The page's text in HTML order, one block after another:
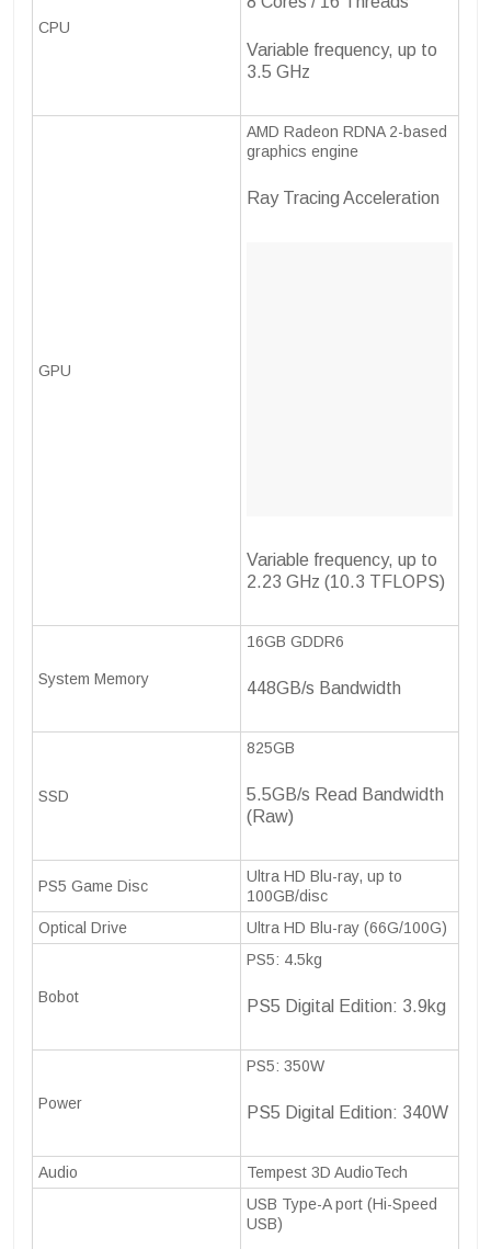
CPU
Variable frequency, up to
3.5 GHz
GPU
AMD Radeon RDNA 2-based
graphics engine
Ray Tracing Acceleration
Variable frequency, up to
2.23 GHz (10.3 TFLOPS)
System Memory
16GB GDDR6
448GB/s Bandwidth
SSD
825GB
5.5GB/s Read Bandwidth
(Raw)
PS5 Game Disc
Ultra HD Blu-ray, up to
100GB/disc
Optical Drive
Ultra HD Blu-ray (66G/100G)
Bobot
PS5: 4.5kg
PS5 Digital Edition: 3.9kg
Power
PS5: 350W
PS5 Digital Edition: 340W
Audio Tempest 3D AudioTech
USB Type-A port (Hi-Speed
USB)